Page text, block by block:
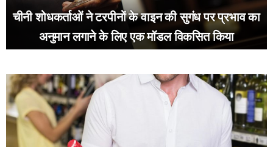
चीनी शोधकर्ताओं ने टरपीनों के वाइन की सुगंध पर प्रभाव का
अनुमान लगाने के लिए एक मॉडल विकसित किया